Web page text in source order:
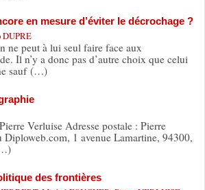
en mesure d’éviter le décrochage ?
DUPRE
ne peut à lui seul faire face aux
Il n’y a donc pas d’autre choix que celui
sauf (…)
Verluise Adresse postale : Pierre
Diploweb.com, 1 avenue Lamartine, 94300,
des frontières